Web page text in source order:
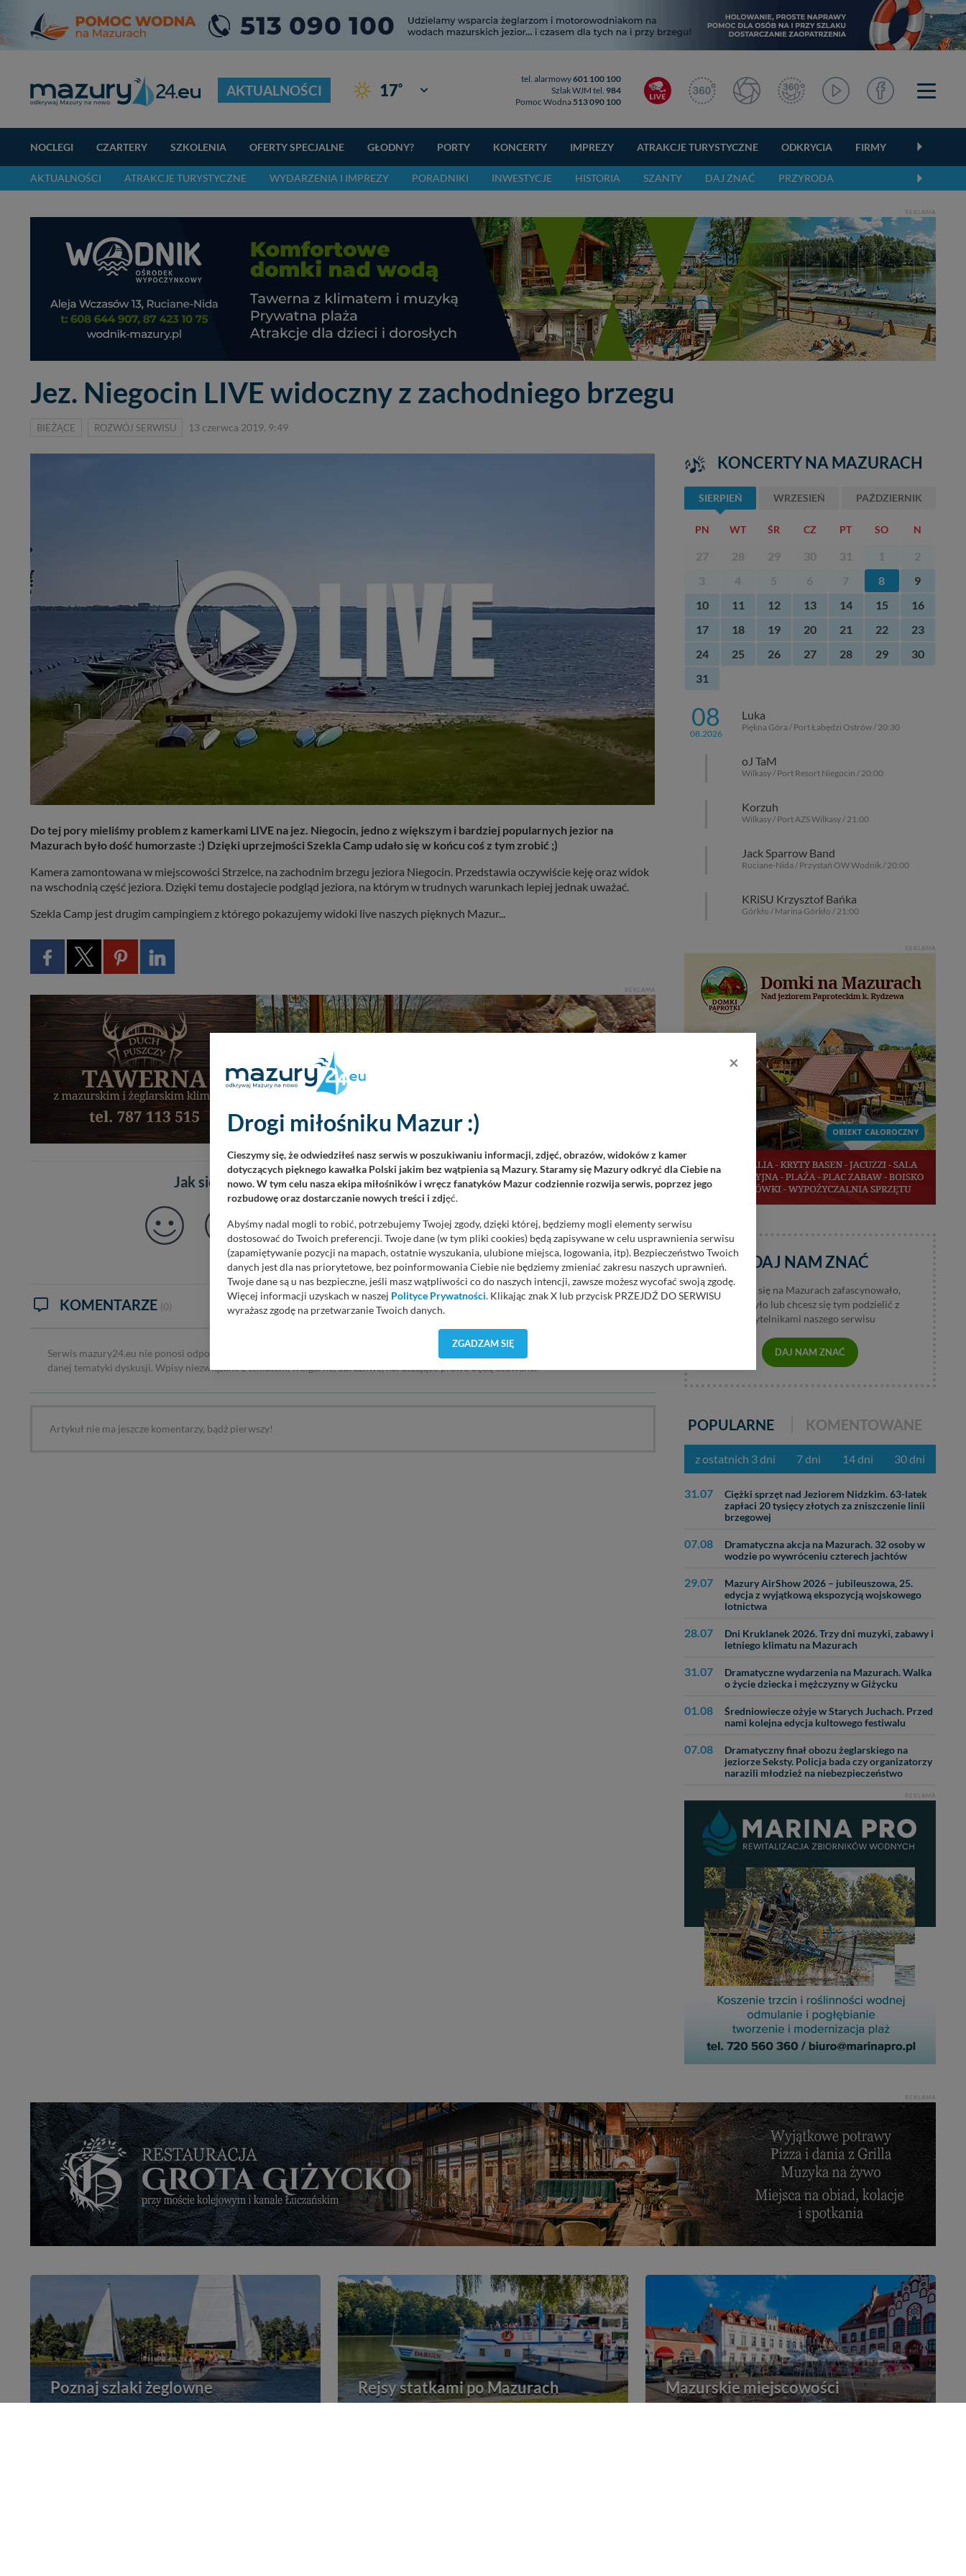
AKTUALNOŚCI 17° Giżycko
tel. alarmowy601 100 100
Szlak WJM tel. 984
Pomoc Wodna 513 090 100
NOCLEGI CZARTERY SZKOLENIA OFERTY SPECJALNE GŁODNY? PORTY KONCERTY IMPREZY ATRAKCJE TURYSTYCZNE ODKRYCIA FIRMY
AKTUALNOŚCI ATRAKCJE TURYSTYCZNE WYDARZENIA I IMPREZY PORADNIKI INWESTYCJE HISTORIA SZANTY DAJ ZNAĆ PRZYRODA
REKLAMA
Jez. Niegocin LIVE widoczny z zachodniego brzegu
BIEŻĄCE ROZWÓJ SERWISU 13 czerwca 2019, 9:49
Do tej pory mieliśmy problem z kamerkami LIVE na jez. Niegocin, jedno z większym i bardziej popularnych jezior na
Mazurach było dość humorzaste :) Dzięki uprzejmości Szekla Camp udało się w końcu coś z tym zrobić ;)
Kamera zamontowana w miejscowości Strzelce, na zachodnim brzegu jeziora Niegocin. Przedstawia oczywiście keję oraz widok
na wschodnią część jeziora. Dzięki temu dostajecie podgląd jeziora, na którym w trudnych warunkach lepiej jednak uważać.
Szekla Camp jest drugim campingiem z którego pokazujemy widoki live naszych pięknych Mazur...
REKLAMA
Jak się czujesz po przeczytaniu tego artykułu ?Głosów: 4
KOMENTARZE (0)
Serwis mazury24.eu nie ponosi odpowiedzialności za treść komentarzy i opinii. Prosimy o zamieszczanie komentarzy dotyczących
danej tematyki dyskusji. Wpisy niezwiązane z tematem, wulgarne, obraźliwe, naruszające prawo będą usuwane.
Artykuł nie ma jeszcze komentarzy, bądź pierwszy!
KONCERTY NA MAZURACH
SIERPIEŃ WRZESIEŃ PAŹDZIERNIK
PN WT ŚR CZ PT SO N
27 28 29 30 31 1
2
3
4 5 6 7 8
9
10
11 12 13 14 15
16
17
18 19 20 21 22
23
24
25 26 27 28 29
30
31
08
08.2026
Luka
Piękna Góra / Port Łabędzi Ostrów / 20:30
oJ TaM
Wilkasy / Port Resort Niegocin / 20:00
Korzuh
Wilkasy / Port AZS Wilkasy / 21:00
Jack Sparrow Band
Ruciane-Nida / Przystań OW Wodnik / 20:00
KRiSU Krzysztof Bańka
Górkło / Marina Górkło / 21:00
REKLAMA
DAJ NAM ZNAĆ
Jeśli coś się na Mazurach zafascynowało,
wzburzyło lub chcesz się tym podzielić z
czytelnikami naszego serwisu
DAJ NAM ZNAĆ
POPULARNE KOMENTOWANE
z ostatnich 3 dni 7 dni 14 dni 30 dni
31.07
Ciężki sprzęt nad Jeziorem Nidzkim. 63-latek
zapłaci 20 tysięcy złotych za zniszczenie linii
brzegowej
07.08
Dramatyczna akcja na Mazurach. 32 osoby w
wodzie po wywróceniu czterech jachtów
29.07
Mazury AirShow 2026 – jubileuszowa, 25.
edycja z wyjątkową ekspozycją wojskowego
lotnictwa
28.07
Dni Kruklanek 2026. Trzy dni muzyki, zabawy i
letniego klimatu na Mazurach
31.07
Dramatyczne wydarzenia na Mazurach. Walka
o życie dziecka i mężczyzny w Giżycku
01.08
Średniowiecze ożyje w Starych Juchach. Przed
nami kolejna edycja kultowego festiwalu
07.08
Dramatyczny finał obozu żeglarskiego na
jeziorze Seksty. Policja bada czy organizatorzy
narazili młodzież na niebezpieczeństwo
REKLAMA
REKLAMA
Poznaj szlaki żeglowne Rejsy statkami po Mazurach Mazurskie miejscowości
×
Drogi miłośniku Mazur :)
Cieszymy się, że odwiedziłeś nasz serwis w poszukiwaniu informacji, zdjęć, obrazów, widoków z kamer
dotyczących pięknego kawałka Polski jakim bez wątpienia są Mazury. Staramy się Mazury odkryć dla Ciebie na
nowo. W tym celu nasza ekipa miłośników i wręcz fanatyków Mazur codziennie rozwija serwis, poprzez jego
rozbudowę oraz dostarczanie nowych treści i zdjęć.
Abyśmy nadal mogli to robić, potrzebujemy Twojej zgody, dzięki której, będziemy mogli elementy serwisu
dostosować do Twoich preferencji. Twoje dane (w tym pliki cookies) będą zapisywane w celu usprawnienia serwisu
(zapamiętywanie pozycji na mapach, ostatnie wyszukania, ulubione miejsca, logowania, itp). Bezpieczeństwo Twoich
danych jest dla nas priorytetowe, bez poinformowania Ciebie nie będziemy zmieniać zakresu naszych uprawnień.
Twoje dane są u nas bezpieczne, jeśli masz wątpliwości co do naszych intencji, zawsze możesz wycofać swoją zgodę.
Więcej informacji uzyskach w naszej Polityce Prywatności. Klikając znak X lub przycisk PRZEJDŹ DO SERWISU
wyrażasz zgodę na przetwarzanie Twoich danych.
Wyjątkiem jest sytuacja, gdy przekazanie Twoich danych jest elementem usługi (przekazanie danych z formularza
W każdej chwili możesz: zażądać dostępu do swoich danych, zażądać ich poprawienia lub usunięcia, zabronić ich
przetwarzania. Pamiętaj jednak, że nie zawsze jest możliwe techniczne zrealizowanie Twoich praw w odniesieniu do
informacji zawartych w plikach cookies. Twoja przeglądarka umożliwia Ci skasowanie tych plików - w pewnych
ZGADZAM SIĘ